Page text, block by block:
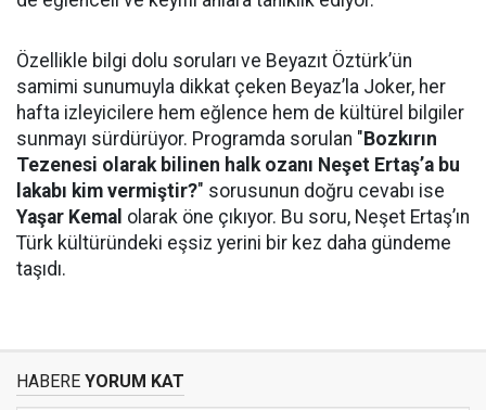
Özellikle bilgi dolu soruları ve Beyazıt Öztürk’ün
samimi sunumuyla dikkat çeken Beyaz’la Joker, her
hafta izleyicilere hem eğlence hem de kültürel bilgiler
sunmayı sürdürüyor. Programda sorulan " Bozkırın
Tezenesi olarak bilinen halk ozanı Neşet Ertaş’a bu
lakabı kim vermiştir?" sorusunun doğru cevabı ise
Yaşar Kemal olarak öne çıkıyor. Bu soru, Neşet Ertaş’ın
Türk kültüründeki eşsiz yerini bir kez daha gündeme
taşıdı.
HABERE YORUM KAT